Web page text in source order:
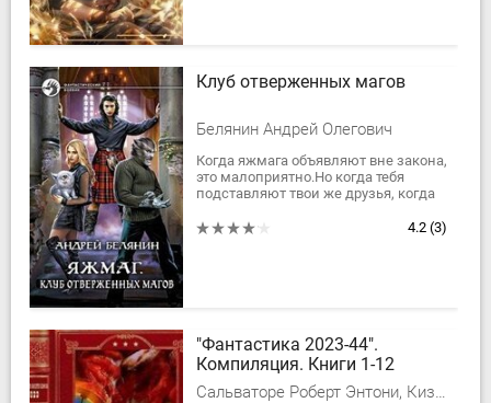
Клуб отверженных магов
Белянин Андрей Олегович
Когда яжмага объявляют вне закона,
это малоприятно.Но когда тебя
подставляют твои же друзья, когда
произвольном порядке, когда
4.2 (3)
"Фантастика 2023-44".
Компиляция. Книги 1-12
Сальваторе Роберт Энтони, Киз Дж. Грегори, Майкл А. Стакпол, Фаст Говард Мелвин Э. В. Каннингем